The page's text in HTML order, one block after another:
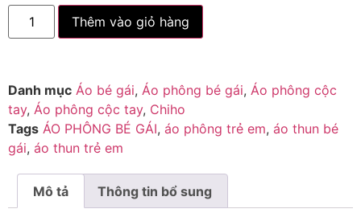
Thêm vào giỏ hàng
Danh mục Áo bé gái, Áo phông bé gái, Áo phông cộc
tay, Áo phông cộc tay, Chiho
Tags ÁO PHÔNG BÉ GÁI, áo phông trẻ em, áo thun bé
gái, áo thun trẻ em
Mô tả Thông tin bổ sung